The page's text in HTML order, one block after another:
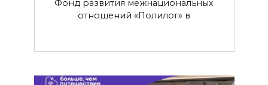
Фонд развития межнациональных
отношений «Полилог» в